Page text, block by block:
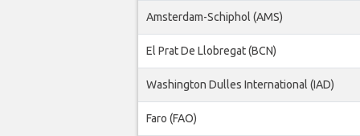
Amsterdam-Schiphol (AMS)
El Prat De Llobregat (BCN)
Washington Dulles International (IAD)
Faro (FAO)